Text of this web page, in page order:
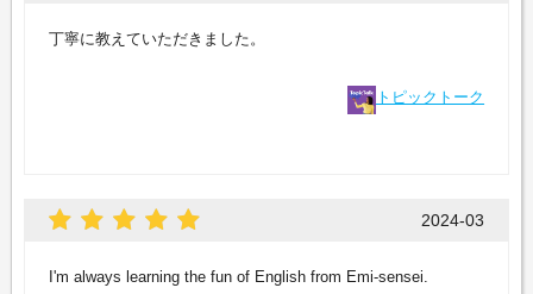
丁寧に教えていただきました。
トピックトーク
2024-03
I'm always learning the fun of English from Emi-sensei.